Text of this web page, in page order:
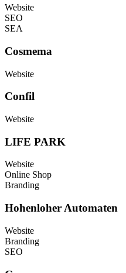
Website
SEO
SEA
Cosmema
Website
Confil
Website
LIFE PARK
Website
Online Shop
Branding
Hohenloher Automaten
Website
Branding
SEO